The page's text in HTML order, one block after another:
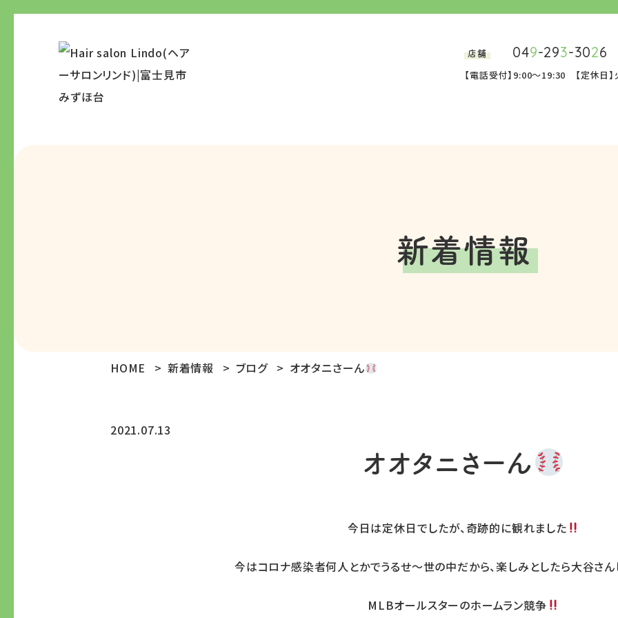
店舗 049-293-3026
【電話受付】9:00～19:30 【定休日
新着情報
HOME 新着情報 ブログ オオタニさーん
2021.07.13
オオタニさーん
今日は定休日でしたが、奇跡的に観れました
今はコロナ感染者何人とかでうるせ〜世の中だから、楽しみとしたら大谷さ
MLBオールスターのホームラン競争